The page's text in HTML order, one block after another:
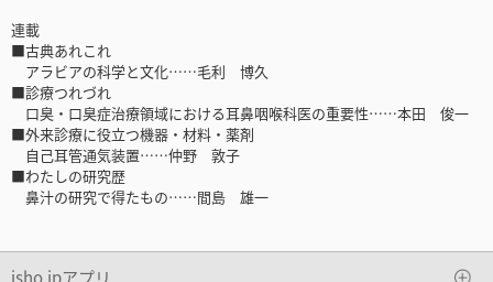
連載
■古典あれこれ
アラビアの科学と文化……毛利 博久
■診療つれづれ
口臭・口臭症治療領域における耳鼻咽喉科医の重要性……本田 俊一
■外来診療に役立つ機器・材料・薬剤
自己耳管通気装置……仲野 敦子
■わたしの研究歴
鼻汁の研究で得たもの……間島 雄一
isho.jpアプリ